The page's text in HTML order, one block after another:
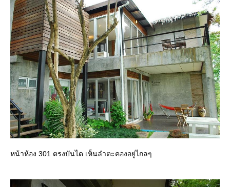
หน้าห้อง 301 ตรงบันได เห็นลำตะคองอยู่ไกลๆ